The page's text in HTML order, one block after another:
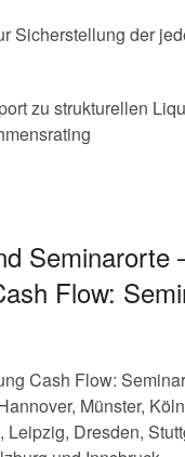
Sicherstellung der
zu strukturellen
Seminarorte
Flow:
Cash Flow:
Münster,
Leipzig, Dresden,